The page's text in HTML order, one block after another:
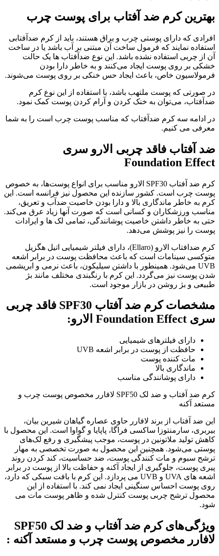
بهترین کرم ضد آفتاب برای پوست چرب
افرادی که دارای پوستی چرب و براق هستند، باید از کرم ضدآفتابی
استفاده نمایند که فرمول ساخت آن مبتنی بر آب باشد یا در ساخت
آن از چربی استفاده نشده باشد. این نوع ضدآفتاب ها یک حالت
خشکی بر روی پوست ایجاد می‌کنند و به خاطر دارا بودن
فرمولاسیون خاص، باعث ایجاد حس خنکی بر روی پوست می‌شوند.
در صورتی که پوست ملتهب باشد، با استفاده از این نوع کرم
ضدآفتاب، می‌توان به خنک کردن و آرام کردن پوست کمک نمود.
در ادامه سه کرم ضدآفتاب که مناسب پوست چرب است را به شما
معرفی می کنیم.
ضد آفتاب فاقد چربی الارو سری
Foundation Effect
کرم ضد آفتاب SPF30 الارو مناسب برای انواع پوست‌ها، به خصوص
پوست چرب است. کشور سازنده این محصول نیز فرانسه است. این
کرم به خاطر ماندگاری بالا و دارا بودن خاصیت ضدآب و تعریق،
مناسب ورزشکاران و کسانی است که صورت آنها زیاد عرق می‌کند.
حتی به خاطر داشتن خاصیت پوشانندگی، تمامی لک ها و ایرادات
پوست را نیز پوشش می‌دهد.
کرم ضدافتاب الارو (Ellaro)، دارای فیلتر شیمیایی اتیل هگزیل
متوکسی سینامات است که باعث محافظت پوست در برابر اشعه
UVB می‌شود. همینطور با داشتن سیلیکون، باعث نرمی و ابریشمی
شدن پوست نیز می‌گردد. این کرم با رنگبندی مختلف مانند بژ
طبیعی و بژ روشن در بازار موجود است.
مشخصات کرم ضد آفتاب SPF30 فاقد چربی
سری Foundation Effect الارو:
دارای فیلترهای شیمیایی
حافظت از پوست در برابر اشعه UVB
مات کننده پوست
ماندگاری بالا
دارای پوشانندگی مناسب
کرم ضد آفتاب و ضد لک SPF50 لافارر مخصوص پوست چرب و
مستعد آکنه
این ضد آفتاب از برند لافارر حاوی عصاره گیاهان شیرین بیان،
بیربری، سارمنتوزا ساکسی فراگا، پاپایا و گواوا است. این محصول با
کاهش تولید ملاتونین در پوست، موجب پیشگیری و رفع لک‌های
پوستی می‌شود. همچنین این محصول به صورت تخصصی به مهار
ترشح سبوم و مات کنندگی پوست، ضد حساسیت، کند کردن روند
پیری پوست، جلوگیری از ایجاد آکنه و حفاظت بالا از پوست در برابر
اشعه های UVA و UVB می پردازد. این کرم با بافت سبکی که دارد،
روی پوست احساس سنگینی ایجاد نمی کند. با استفاده از این
محصول ترشح چربی پوست کنترل شده و ظاهر پوست مات می
شود.
ویژگی‌های کرم ضد آفتاب و ضد لک SPF50
لافارر مخصوص پوست چرب و مستعد آکنه :